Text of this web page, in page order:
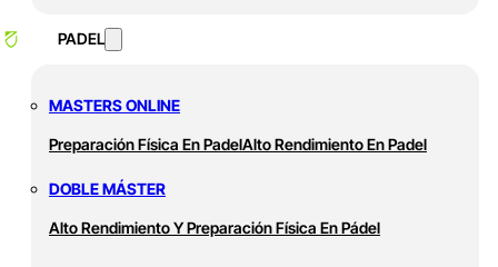
PADEL
MASTERS ONLINE
Preparación Física En PadelAlto Rendimiento En Padel
DOBLE MÁSTER
Alto Rendimiento Y Preparación Física En Pádel